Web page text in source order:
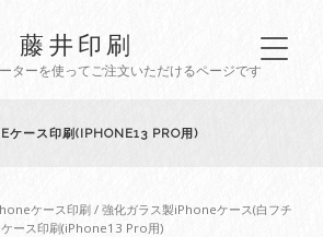
藤井印刷
ターを使ってご注文いただけるページです
ケース印刷(IPHONE13 PRO用)
ケース印刷 /強化ガラス製iPhoneケース(白フチ
ース印刷(iPhone13 Pro用)